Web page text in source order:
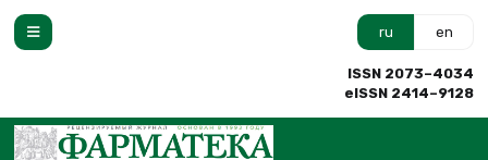
ru en
ISSN 2073–4034
eISSN 2414–9128